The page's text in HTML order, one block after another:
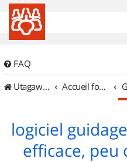
FAQ
UtagawaVTT (Randos VTT et VTTAE avec traces GPS)
Accueil forum
logiciel
efficace,